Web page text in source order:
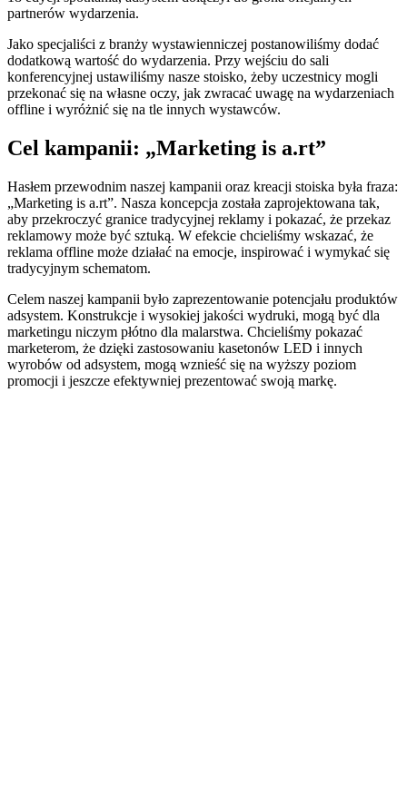
partnerów wydarzenia.
Jako specjaliści z branży wystawienniczej postanowiliśmy dodać
dodatkową wartość do wydarzenia. Przy wejściu do sali
konferencyjnej ustawiliśmy nasze stoisko, żeby uczestnicy mogli
przekonać się na własne oczy, jak zwracać uwagę na wydarzeniach
offline i wyróżnić się na tle innych wystawców.
Cel kampanii: „Marketing is a.rt”
Hasłem przewodnim naszej kampanii oraz kreacji stoiska była fraza:
„Marketing is a.rt”. Nasza koncepcja została zaprojektowana tak,
aby przekroczyć granice tradycyjnej reklamy i pokazać, że przekaz
reklamowy może być sztuką. W efekcie chcieliśmy wskazać, że
reklama offline może działać na emocje, inspirować i wymykać się
tradycyjnym schematom.
Celem naszej kampanii było zaprezentowanie potencjału produktów
adsystem. Konstrukcje i wysokiej jakości wydruki, mogą być dla
marketingu niczym płótno dla malarstwa. Chcieliśmy pokazać
marketerom, że dzięki zastosowaniu kasetonów LED i innych
wyrobów od adsystem, mogą wznieść się na wyższy poziom
promocji i jeszcze efektywniej prezentować swoją markę.